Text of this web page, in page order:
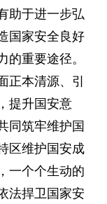
助于进一步弘
国家安全良好
重要途径。
正本清源、引
提升国安意
同筑牢维护国
区维护国安成
一个个生动的
法捍卫国家安